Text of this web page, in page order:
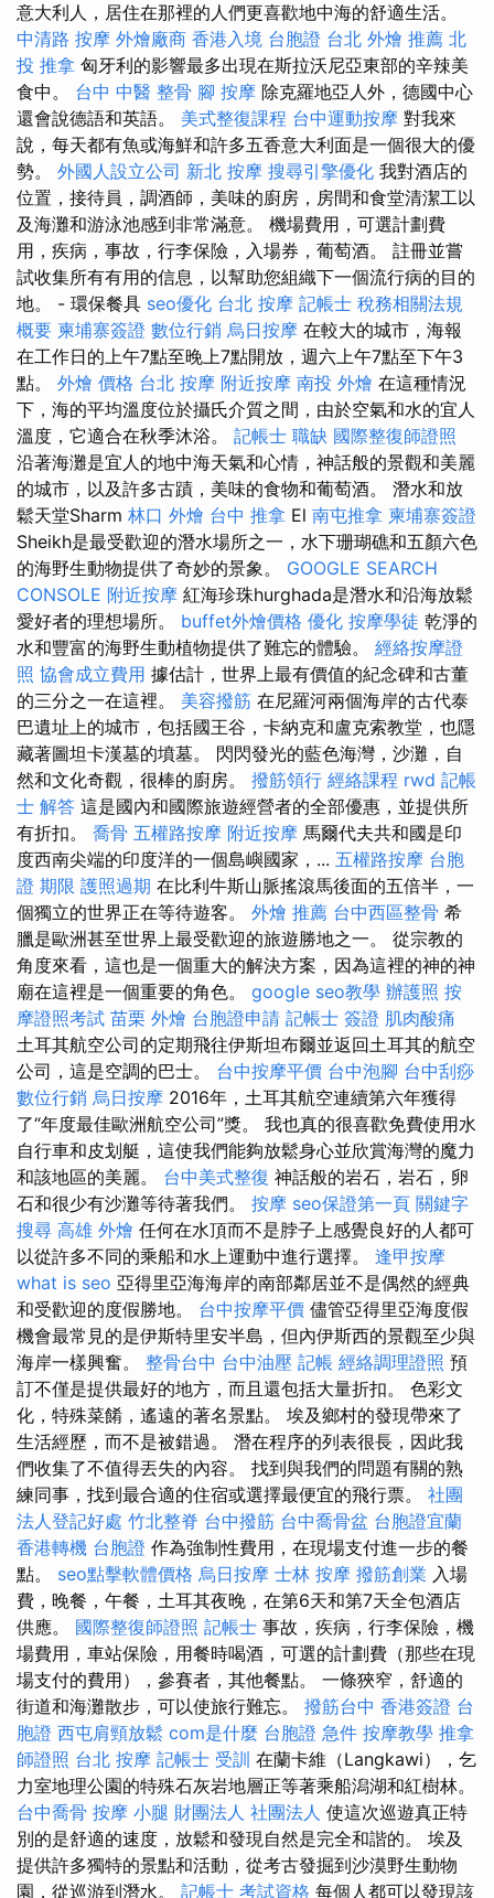
意大利人，居住在那裡的人們更喜歡地中海的舒適生活。
中清路 按摩 外燴廠商 香港入境 台胞證 台北 外燴 推薦 北
投 推拿 匈牙利的影響最多出現在斯拉沃尼亞東部的辛辣美
食中。 台中 中醫 整骨 腳 按摩 除克羅地亞人外，德國中心
還會說德語和英語。 美式整復課程 台中運動按摩 對我來
說，每天都有魚或海鮮和許多五香意大利面是一個很大的優
勢。 外國人設立公司 新北 按摩 搜尋引擎優化 我對酒店的
位置，接待員，調酒師，美味的廚房，房間和食堂清潔工以
及海灘和游泳池感到非常滿意。 機場費用，可選計劃費
用，疾病，事故，行李保險，入場券，葡萄酒。 註冊並嘗
試收集所有有用的信息，以幫助您組織下一個流行病的目的
地。 - 環保餐具 seo優化 台北 按摩 記帳士 稅務相關法規
概要 柬埔寨簽證 數位行銷 烏日按摩 在較大的城市，海報
在工作日的上午7點至晚上7點開放，週六上午7點至下午3
點。 外燴 價格 台北 按摩 附近按摩 南投 外燴 在這種情況
下，海的平均溫度位於攝氏介質之間，由於空氣和水的宜人
溫度，它適合在秋季沐浴。 記帳士 職缺 國際整復師證照
沿著海灘是宜人的地中海天氣和心情，神話般的景觀和美麗
的城市，以及許多古蹟，美味的食物和葡萄酒。 潛水和放
鬆天堂Sharm 林口 外燴 台中 推拿 El 南屯推拿 柬埔寨簽證
Sheikh是最受歡迎的潛水場所之一，水下珊瑚礁和五顏六色
的海野生動物提供了奇妙的景象。 GOOGLE SEARCH
CONSOLE 附近按摩 紅海珍珠hurghada是潛水和沿海放鬆
愛好者的理想場所。 buffet外燴價格 優化 按摩學徒 乾淨的
水和豐富的海野生動植物提供了難忘的體驗。 經絡按摩證
照 協會成立費用 據估計，世界上最有價值的紀念碑和古董
的三分之一在這裡。 美容撥筋 在尼羅河兩個海岸的古代泰
巴遺址上的城市，包括國王谷，卡納克和盧克索教堂，也隱
藏著圖坦卡漢墓的墳墓。 閃閃發光的藍色海灣，沙灘，自
然和文化奇觀，很棒的廚房。 撥筋領行 經絡課程 rwd 記帳
士 解答 這是國內和國際旅遊經營者的全部優惠，並提供所
有折扣。 喬骨 五權路按摩 附近按摩 馬爾代夫共和國是印
度西南尖端的印度洋的一個島嶼國家，... 五權路按摩 台胞
證 期限 護照過期 在比利牛斯山脈搖滾馬後面的五倍半，一
個獨立的世界正在等待遊客。 外燴 推薦 台中西區整骨 希
臘是歐洲甚至世界上最受歡迎的旅遊勝地之一。 從宗教的
角度來看，這也是一個重大的解決方案，因為這裡的神的神
廟在這裡是一個重要的角色。 google seo教學 辦護照 按
摩證照考試 苗栗 外燴 台胞證申請 記帳士 簽證 肌肉酸痛
土耳其航空公司的定期飛往伊斯坦布爾並返回土耳其的航空
公司，這是空調的巴士。 台中按摩平價 台中泡腳 台中刮痧
數位行銷 烏日按摩 2016年，土耳其航空連續第六年獲得
了“年度最佳歐洲航空公司”獎。 我也真的很喜歡免費使用水
自行車和皮划艇，這使我們能夠放鬆身心並欣賞海灣的魔力
和該地區的美麗。 台中美式整復 神話般的岩石，岩石，卵
石和很少有沙灘等待著我們。 按摩 seo保證第一頁 關鍵字
搜尋 高雄 外燴 任何在水頂而不是脖子上感覺良好的人都可
以從許多不同的乘船和水上運動中進行選擇。 逢甲按摩
what is seo 亞得里亞海海岸的南部鄰居並不是偶然的經典
和受歡迎的度假勝地。 台中按摩平價 儘管亞得里亞海度假
機會最常見的是伊斯特里安半島，但內伊斯西的景觀至少與
海岸一樣興奮。 整骨台中 台中油壓 記帳 經絡調理證照 預
訂不僅是提供最好的地方，而且還包括大量折扣。 色彩文
化，特殊菜餚，遙遠的著名景點。 埃及鄉村的發現帶來了
生活經歷，而不是被錯過。 潛在程序的列表很長，因此我
們收集了不值得丟失的內容。 找到與我們的問題有關的熟
練同事，找到最合適的住宿或選擇最便宜的飛行票。 社團
法人登記好處 竹北整脊 台中撥筋 台中喬骨盆 台胞證宜蘭
香港轉機 台胞證 作為強制性費用，在現場支付進一步的餐
點。 seo點擊軟體價格 烏日按摩 士林 按摩 撥筋創業 入場
費，晚餐，午餐，土耳其夜晚，在第6天和第7天全包酒店
供應。 國際整復師證照 記帳士 事故，疾病，行李保險，機
場費用，車站保險，用餐時喝酒，可選的計劃費（那些在現
場支付的費用），參賽者，其他餐點。 一條狹窄，舒適的
街道和海灘散步，可以使旅行難忘。 撥筋台中 香港簽證 台
胞證 西屯肩頸放鬆 com是什麼 台胞證 急件 按摩教學 推拿
師證照 台北 按摩 記帳士 受訓 在蘭卡維（Langkawi），乞
力室地理公園的特殊石灰岩地層正等著乘船潟湖和紅樹林。
台中喬骨 按摩 小腿 財團法人 社團法人 使這次巡遊真正特
別的是舒適的速度，放鬆和發現自然是完全和諧的。 埃及
提供許多獨特的景點和活動，從考古發掘到沙漠野生動物
園，從巡游到潛水。 記帳士 考試資格 每個人都可以發現該